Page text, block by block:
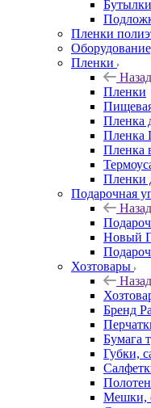
Пленки
Пленки
Назад
Пленки
Пленка
Пленка
Пленки
Подарочная
Назад
Новый
Хозтовары
Назад
Бренд
Бумага
Губки,
Мешки,